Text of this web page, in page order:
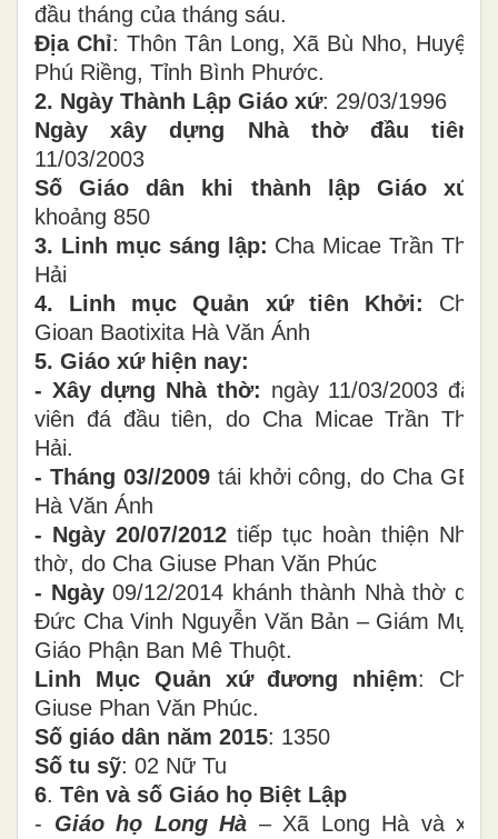
đầu tháng của tháng sáu.
Địa Chỉ: Thôn Tân Long, Xã Bù Nho, Huyện
Phú Riềng, Tỉnh Bình Phước.
2. Ngày Thành Lập Giáo xứ: 29/03/1996
Ngày xây dựng Nhà thờ đầu tiên:
11/03/2003
Số Giáo dân khi thành lập Giáo xứ:
khoảng 850
3. Linh mục sáng lập: Cha Micae Trần Thế
Hải
4. Linh mục Quản xứ tiên Khởi: Cha
Gioan Baotixita Hà Văn Ánh
5. Giáo xứ hiện nay:
- Xây dựng Nhà thờ: ngày 11/03/2003 đặt
viên đá đầu tiên, do Cha Micae Trần Thế
Hải.
- Tháng 03//2009 tái khởi công, do Cha GB.
Hà Văn Ánh
- Ngày 20/07/2012 tiếp tục hoàn thiện Nhà
thờ, do Cha Giuse Phan Văn Phúc
- Ngày09/12/2014 khánh thành Nhà thờ do
Đức Cha Vinh Nguyễn Văn Bản – Giám Mục
Giáo Phận Ban Mê Thuột.
Linh Mục Quản xứ đương nhiệm: Cha
Giuse Phan Văn Phúc.
Số giáo dân năm 2015: 1350
Số tu sỹ: 02 Nữ Tu
6. Tên và số Giáo họ Biệt Lập
- Giáo họ Long Hà – Xã Long Hà và xã